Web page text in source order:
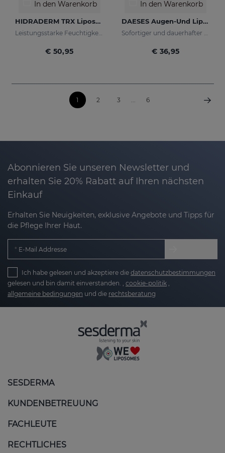
In den Warenkorb
HIDRADERM TRX Liposomales Serum
Leistungsstarke Feuchtigkeitspflege mit aufhellender Wirkung
€ 50,95
In den Warenkorb
DAESES Augen-Und Lippenkontur
Sofortiger und dauerhafter Lifting-Effekt
€ 36,95
1 2 3 ... 6
Abonnieren Sie unseren Newsletter und
erhalten Sie 20% Rabatt auf Ihren nächsten
Einkauf
Erhalten Sie Neuigkeiten, exklusive Angebote und Tipps für
die Pflege Ihrer Haut.
E-Mail Addresse
Ich habe gelesen und akzeptiere die datenschutzbestimmungen
gelesen und bin damit einverstanden. , cookie-politik ,
allgemeine bedingungen und die rechtsberatung
SESDERMA
KUNDENBETREUUNG
FACHLEUTE
RECHTLICHES